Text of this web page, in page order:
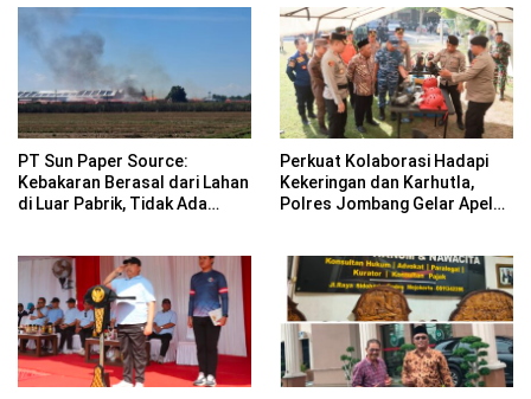
PT Sun Paper Source:
Kebakaran Berasal dari Lahan
di Luar Pabrik, Tidak Ada
Perkuat Kolaborasi Hadapi
Kekeringan dan Karhutla,
Polres Jombang Gelar Apel